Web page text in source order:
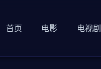
首页 电影 电视剧